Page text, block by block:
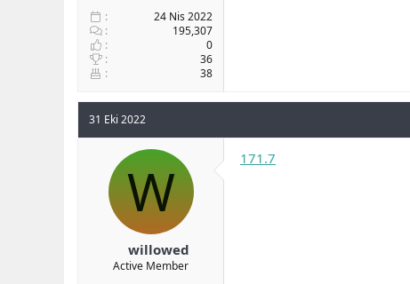
24 Nis 2022
195,307
0
36
38
31 Eki 2022
W
willowed
Active Member
171.7